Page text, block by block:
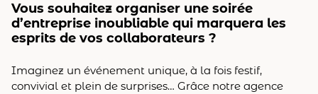
Vous souhaitez organiser une soirée
d’entreprise inoubliable qui marquera les
esprits de vos collaborateurs ?
Imaginez un événement unique, à la fois festif,
convivial et plein de surprises… Grâce notre agence